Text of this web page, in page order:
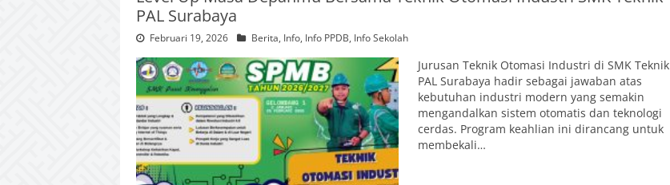
PAL Surabaya
Februari 19, 2026 Berita, Info, Info PPDB, Info Sekolah
Jurusan Teknik Otomasi Industri di SMK Teknik
PAL Surabaya hadir sebagai jawaban atas
kebutuhan industri modern yang semakin
mengandalkan sistem otomatis dan teknologi
cerdas. Program keahlian ini dirancang untuk
membekali…